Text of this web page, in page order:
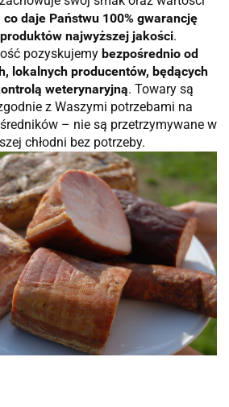
co daje Państwu 100% gwarancję
najwyższej jakości.
pozyskujemy bezpośrednio od
lokalnych producentów, będących
weterynaryjną. Towary są
z Waszymi potrzebami na
– nie są przetrzymywane w
chłodni bez potrzeby.